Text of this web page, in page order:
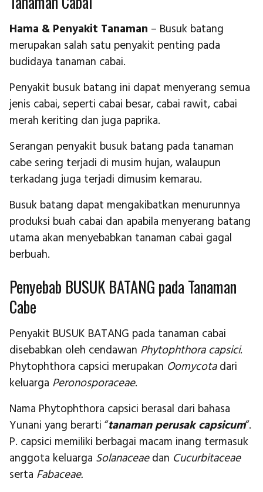
Hama & Penyakit Tanaman – Busuk batang
merupakan salah satu penyakit penting pada
budidaya tanaman cabai.
Penyakit busuk batang ini dapat menyerang semua
jenis cabai, seperti cabai besar, cabai rawit, cabai
merah keriting dan juga paprika.
Serangan penyakit busuk batang pada tanaman
cabe sering terjadi di musim hujan, walaupun
terkadang juga terjadi dimusim kemarau.
Busuk batang dapat mengakibatkan menurunnya
produksi buah cabai dan apabila menyerang batang
utama akan menyebabkan tanaman cabai gagal
berbuah.
Penyebab BUSUK BATANG pada Tanaman
Cabe
Penyakit BUSUK BATANG pada tanaman cabai
disebabkan oleh cendawan Phytophthora capsici.
Phytophthora capsici merupakan Oomycotadari
keluarga Peronosporaceae.
Nama Phytophthora capsici berasal dari bahasa
Yunani yang berarti “tanaman perusak capsicum“.
P. capsici memiliki berbagai macam inang termasuk
anggota keluarga Solanaceaedan Cucurbitaceae
serta Fabaceae.